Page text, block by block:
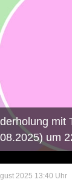
mit
um
2025 13:40 Uhr